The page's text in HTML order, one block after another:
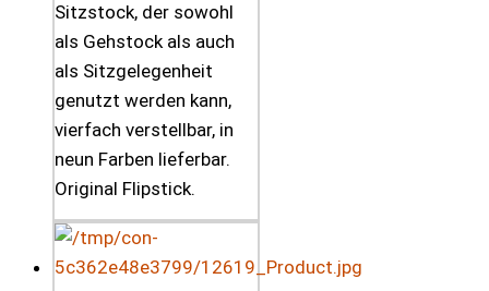
Sitzstock, der sowohl
als Gehstock als auch
als Sitzgelegenheit
genutzt werden kann,
vierfach verstellbar, in
neun Farben lieferbar.
Original Flipstick.